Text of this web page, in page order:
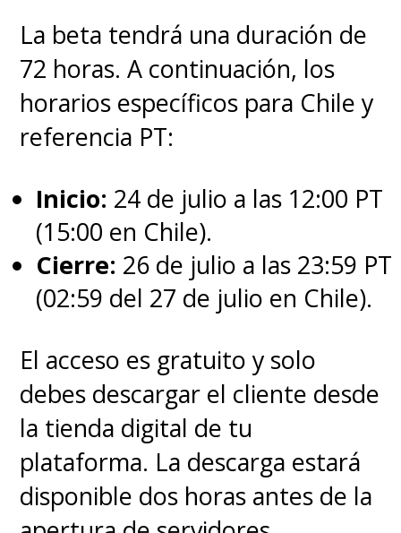
La beta tendrá una duración de
72 horas. A continuación, los
horarios específicos para Chile y
referencia PT:
Inicio: 24 de julio a las 12:00 PT
(15:00 en Chile).
Cierre: 26 de julio a las 23:59 PT
(02:59 del 27 de julio en Chile).
El acceso es gratuito y solo
debes descargar el cliente desde
la tienda digital de tu
plataforma. La descarga estará
disponible dos horas antes de la